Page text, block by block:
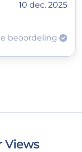
10 dec. 2025
beoordeling
Views